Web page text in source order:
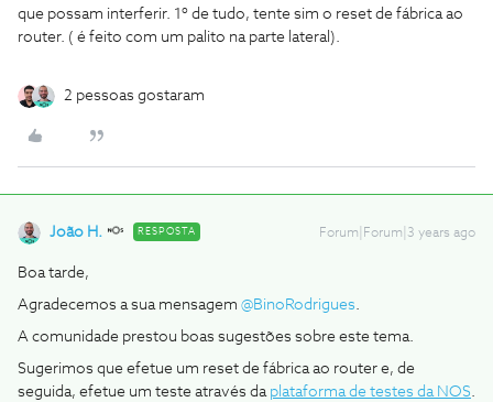
que possam interferir. 1º de tudo, tente sim o reset de fábrica ao
router. ( é feito com um palito na parte lateral).
2 pessoas gostaram
João H. RESPOSTA Forum|Forum|3 years ago
Boa tarde,
Agradecemos a sua mensagem @BinoRodrigues.
A comunidade prestou boas sugestões sobre este tema.
Sugerimos que efetue um reset de fábrica ao router e, de
seguida, efetue um teste através da plataforma de testes da NOS.